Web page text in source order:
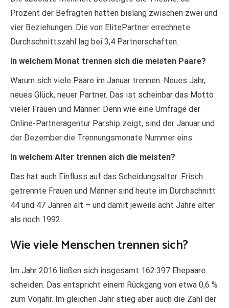
Prozent der Befragten hatten bislang zwischen zwei und
vier Beziehungen. Die von ElitePartner errechnete
Durchschnittszahl lag bei 3,4 Partnerschaften.
In welchem Monat trennen sich die meisten Paare?
Warum sich viele Paare im Januar trennen. Neues Jahr,
neues Glück, neuer Partner. Das ist scheinbar das Motto
vieler Frauen und Männer. Denn wie eine Umfrage der
Online-Partneragentur Parship zeigt, sind der Januar und
der Dezember die Trennungsmonate Nummer eins.
In welchem Alter trennen sich die meisten?
Das hat auch Einfluss auf das Scheidungsalter: Frisch
getrennte Frauen und Männer sind heute im Durchschnitt
44 und 47 Jahren alt – und damit jeweils acht Jahre älter
als noch 1992.
Wie viele Menschen trennen sich?
Im Jahr 2016 ließen sich insgesamt 162.397 Ehepaare
scheiden. Das entspricht einem Rückgang von etwa 0,6 %
zum Vorjahr. Im gleichen Jahr stieg aber auch die Zahl der